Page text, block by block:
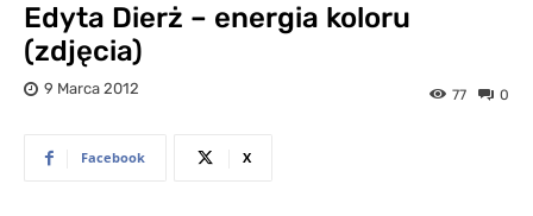
Edyta Dierż – energia koloru
(zdjęcia)
9 Marca 2012 0
77
Facebook X